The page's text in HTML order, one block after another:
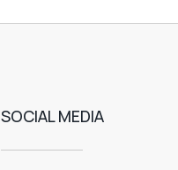
SOCIAL MEDIA